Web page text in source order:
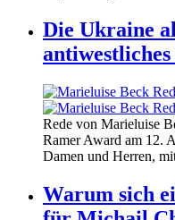
Die Ukraine
Rede von Marieluise
Ramer Award am 12.
Damen und Herren,
Warum sich